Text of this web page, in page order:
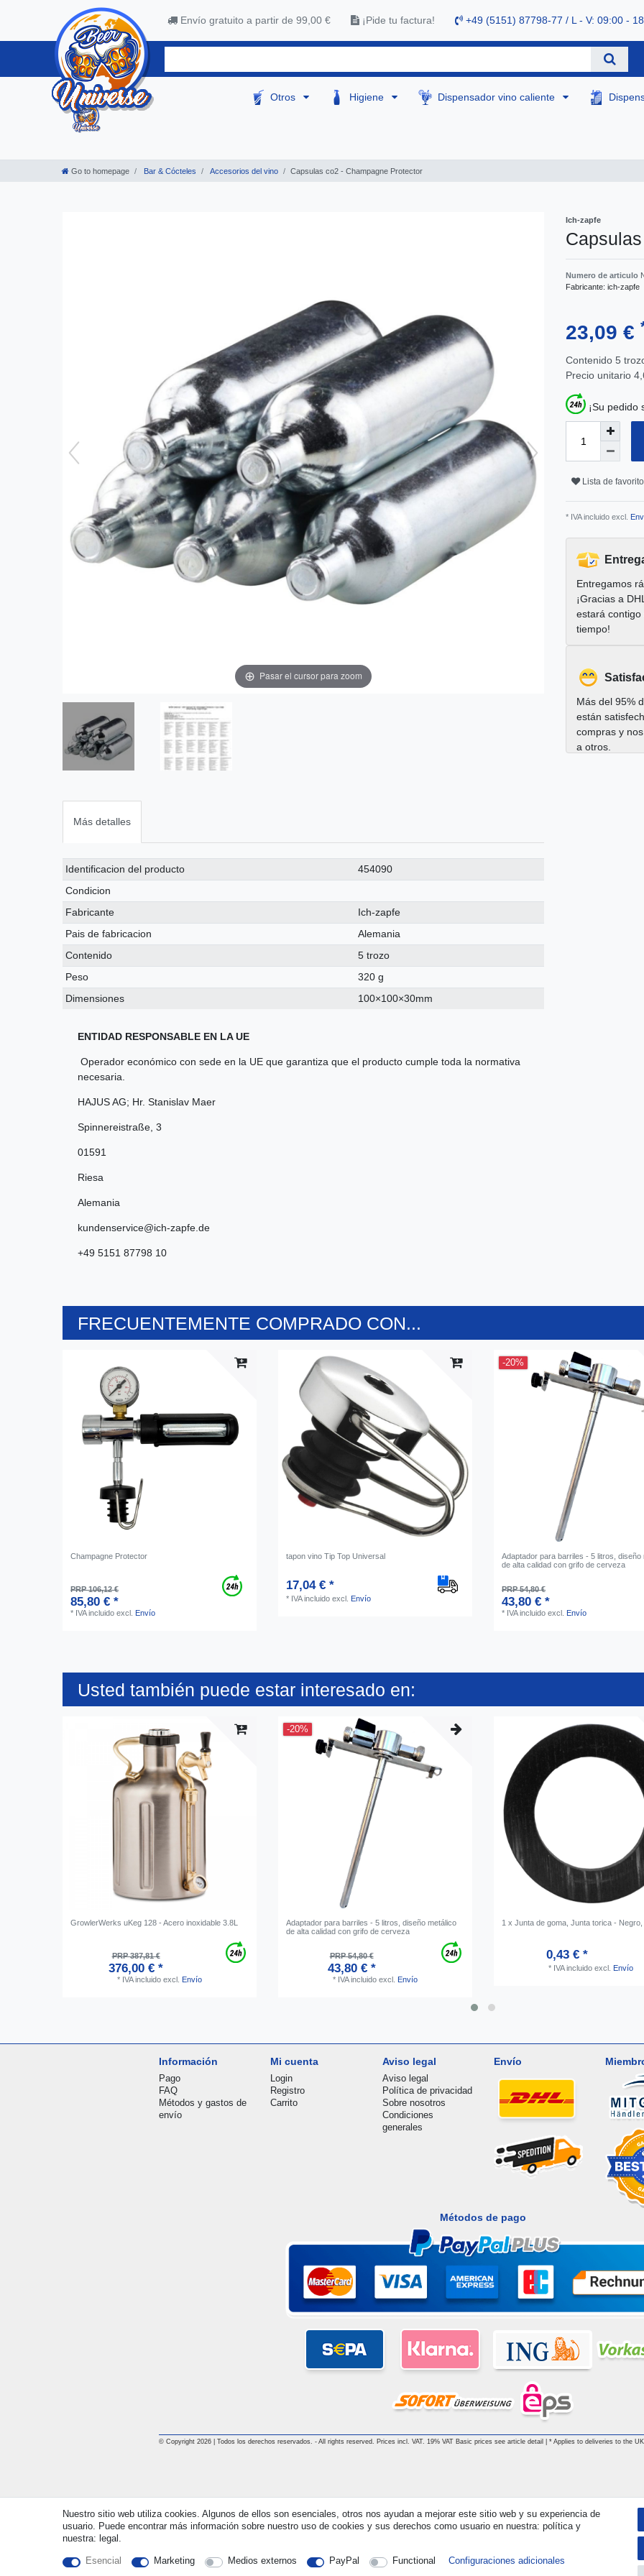
Envío gratuito a partir de 99,00 € ¡Pide tu factura! +49 (5151) 87798-77 / L - V: 09:00 -
Otros Higiene Dispensador vino caliente
Go to homepage Bar & Cócteles Accesorios del vino Capsulas co2 - Champagne Protector
Pasar el cursor para zoom
Más detalles
Ceres::Template.singleItemTechnicalDataAttribute
Ceres::Template.singleItemTechnicalDataValue
Identificacion del producto
454090
Condicion
Fabricante
Ich-zapfe
Pais de fabricacion
Alemania
Contenido
5 trozo
Peso
320 g
Dimensiones
100×100×30mm
ENTIDAD RESPONSABLE EN LA UE
Operador económico con sede en la UE que garantiza que el producto cumple toda la normativa
necesaria.
HAJUS AG; Hr. Stanislav Maer
Spinnereistraße 3
01591
Riesa
Alemania
kundenservice@ich-zapfe.de
+49 5151 87798 10
Ich-zapfe
Numero de articulo
Fabricante: ich-zapfe
23,09 €
Contenido 5
Precio unitario
¡Su pedido
Lista de
* IVA incluido excl.
Entregamos
¡Gracias a
estará contigo
tiempo!
Más del 95%
están
compras y
a otros.
FRECUENTEMENTE COMPRADO CON...
Champagne Protector
PRP 106,12 €
85,80 € *
* IVA incluido excl. Envío
tapon vino Tip Top Universal
17,04 € *
* IVA incluido excl. Envío
-20%
Adaptador para barriles - 5 litros, diseño
de alta calidad con grifo de cerveza
PRP 54,80 €
43,80 € *
* IVA incluido excl. Envío
Usted también puede estar interesado en:
GrowlerWerks uKeg 128 - Acero inoxidable 3.8L
PRP 387,81 €
376,00 € *
* IVA incluido excl. Envío
-20%
Adaptador para barriles - 5 litros, diseño metálico
de alta calidad con grifo de cerveza
PRP 54,80 €
43,80 € *
* IVA incluido excl. Envío
1 x Junta de goma, Junta torica -
0,43 € *
* IVA incluido excl. Envío
Información
Pago
FAQ
Métodos y gastos de
envío
Mi cuenta
Login
Registro
Carrito
Aviso legal
Aviso legal
Política de privacidad
Sobre nosotros
Condiciones
generales
Envío
Métodos de pago
© Copyright 2026 | Todos los derechos reservados. - All rights reserved. Prices incl. VAT. 19% VAT Basic prices see article detail | * Applies to deliveries to the
Nuestro sitio web utiliza cookies. Algunos de ellos son esenciales, otros nos ayudan a mejorar este sitio web y su experiencia de
usuario. Puede encontrar más información sobre nuestro uso de cookies y sus derechos como usuario en nuestra: política y
nuestra: legal.
Esencial Marketing Medios externos PayPal Functional Configuraciones adicionales